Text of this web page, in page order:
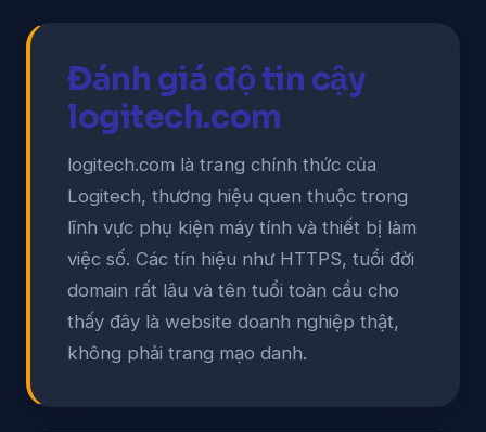
Đánh giá độ tin cậy
logitech.com
logitech.com là trang chính thức của
Logitech, thương hiệu quen thuộc trong
lĩnh vực phụ kiện máy tính và thiết bị làm
việc số. Các tín hiệu như HTTPS, tuổi đời
domain rất lâu và tên tuổi toàn cầu cho
thấy đây là website doanh nghiệp thật,
không phải trang mạo danh.